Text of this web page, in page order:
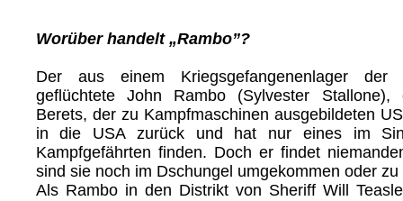
Worüber handelt „Rambo”?
Der aus einem Kriegsgefangenenlager der
geflüchtete John Rambo (Sylvester
Berets, der zu Kampfmaschinen ausgebildeten
in die USA zurück und hat nur eines im
Kampfgefährten finden. Doch er findet
sind sie noch im Dschungel umgekommen oder
Als Rambo in den Distrikt von Sheriff Will